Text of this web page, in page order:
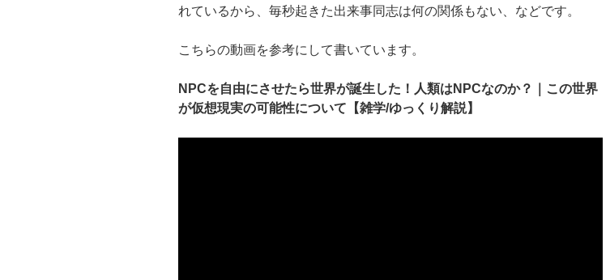
れているから、毎秒起きた出来事同志は何の関係もない、などです。
こちらの動画を参考にして書いています。
NPCを自由にさせたら世界が誕生した！人類はNPCなのか？｜この世界
が仮想現実の可能性について【雑学/ゆっくり解説】